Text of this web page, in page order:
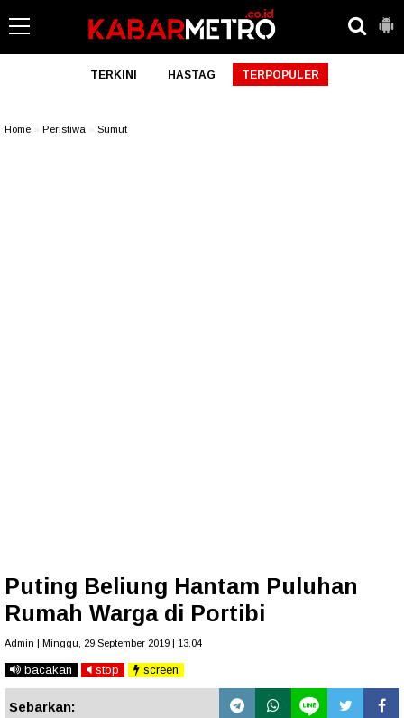
TERKINI HASTAG TERPOPULER
Home Peristiwa Sumut
Puting Beliung Hantam Puluhan
Rumah Warga di Portibi
Admin | Minggu, 29 September 2019 | 13.04
bacakan stop screen
Sebarkan: